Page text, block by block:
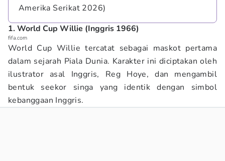
Amerika Serikat 2026)
1. World Cup Willie (Inggris 1966)
fifa.com
World Cup Willie tercatat sebagai maskot pertama
dalam sejarah Piala Dunia. Karakter ini diciptakan oleh
ilustrator asal Inggris, Reg Hoye, dan mengambil
bentuk seekor singa yang identik dengan simbol
kebanggaan Inggris.